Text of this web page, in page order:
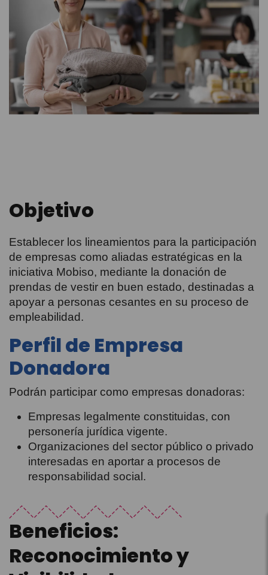
Objetivo
Establecer los lineamientos para la participación
de empresas como aliadas estratégicas en la
iniciativa Mobiso, mediante la donación de
prendas de vestir en buen estado, destinadas a
apoyar a personas cesantes en su proceso de
empleabilidad.
Perfil de Empresa
Donadora
Podrán participar como empresas donadoras:
Empresas legalmente constituidas, con
personería jurídica vigente.
Organizaciones del sector público o privado
interesadas en aportar a procesos de
responsabilidad social.
Beneficios:
Reconocimiento y